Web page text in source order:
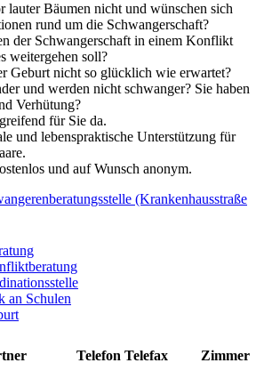
lauter Bäumen nicht und wünschen sich
rund um die Schwangerschaft?
der Schwangerschaft in einem Konflikt
weitergehen soll?
Geburt nicht so glücklich wie erwartet?
und werden nicht schwanger? Sie haben
Verhütung?
für Sie da.
und lebenspraktische Unterstützung für
und auf Wunsch anonym.
(Krankenhausstraße
an Schulen
Telefon Telefax Zimmer